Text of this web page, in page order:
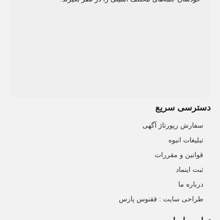
دسترسی سریع
سفارش رپورتاژ آگهی
تبلیغات انبوه
قوانین و مقررات
ثبت اینماد
درباره ما
طراحی سایت : ققنوس پارس